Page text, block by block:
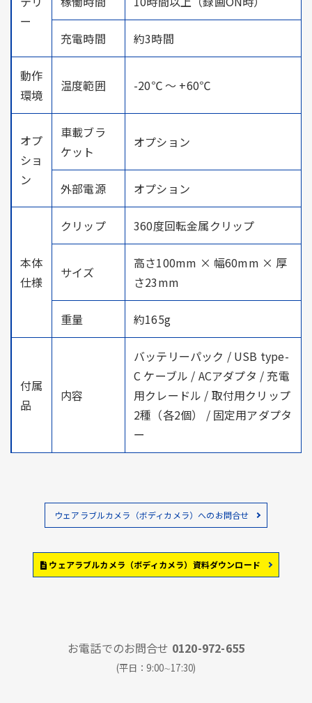
ー
充電時間 約3時間
動作
環境
温度範囲 -20℃ ～ +60℃
オプ
ショ
ン
車載ブラ
ケット
オプション
外部電源 オプション
本体
仕様
クリップ 360度回転金属クリップ
サイズ
高さ100mm × 幅60mm × 厚
さ23mm
重量 約165g
付属
品
内容
バッテリーパック / USB type-
C ケーブル / ACアダプタ / 充電
用クレードル / 取付用クリップ
2種（各2個） / 固定用アダプタ
ー
ウェアラブルカメラ（ボディカメラ）へのお問合せ
ウェアラブルカメラ（ボディカメラ）資料ダウンロード
お電話でのお問合せ 0120-972-655
(平日：9:00∼17:30)